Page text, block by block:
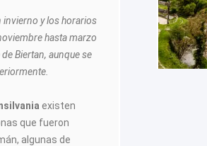
invierno y los horarios
hasta marzo
Biertan, aunque se
existen
que fueron
algunas de